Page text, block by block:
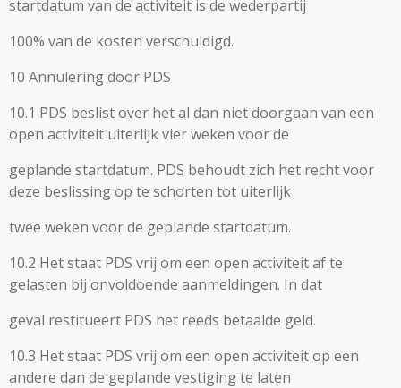
startdatum van de activiteit is de wederpartij
100% van de kosten verschuldigd.
10 Annulering door PDS
10.1 PDS beslist over het al dan niet doorgaan van een
open activiteit uiterlijk vier weken voor de
geplande startdatum. PDS behoudt zich het recht voor
deze beslissing op te schorten tot uiterlijk
twee weken voor de geplande startdatum.
10.2 Het staat PDS vrij om een open activiteit af te
gelasten bij onvoldoende aanmeldingen. In dat
geval restitueert PDS het reeds betaalde geld.
10.3 Het staat PDS vrij om een open activiteit op een
andere dan de geplande vestiging te laten